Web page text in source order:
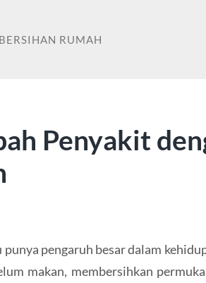
RUMAH
Penyakit
pengaruh besar dalam
makan, membersihkan